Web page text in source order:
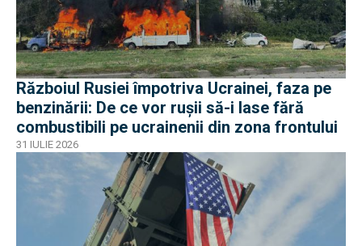
Războiul Rusiei împotriva Ucrainei, faza pe
benzinării: De ce vor rușii să-i lase fără
combustibili pe ucrainenii din zona frontului
31 IULIE 2026